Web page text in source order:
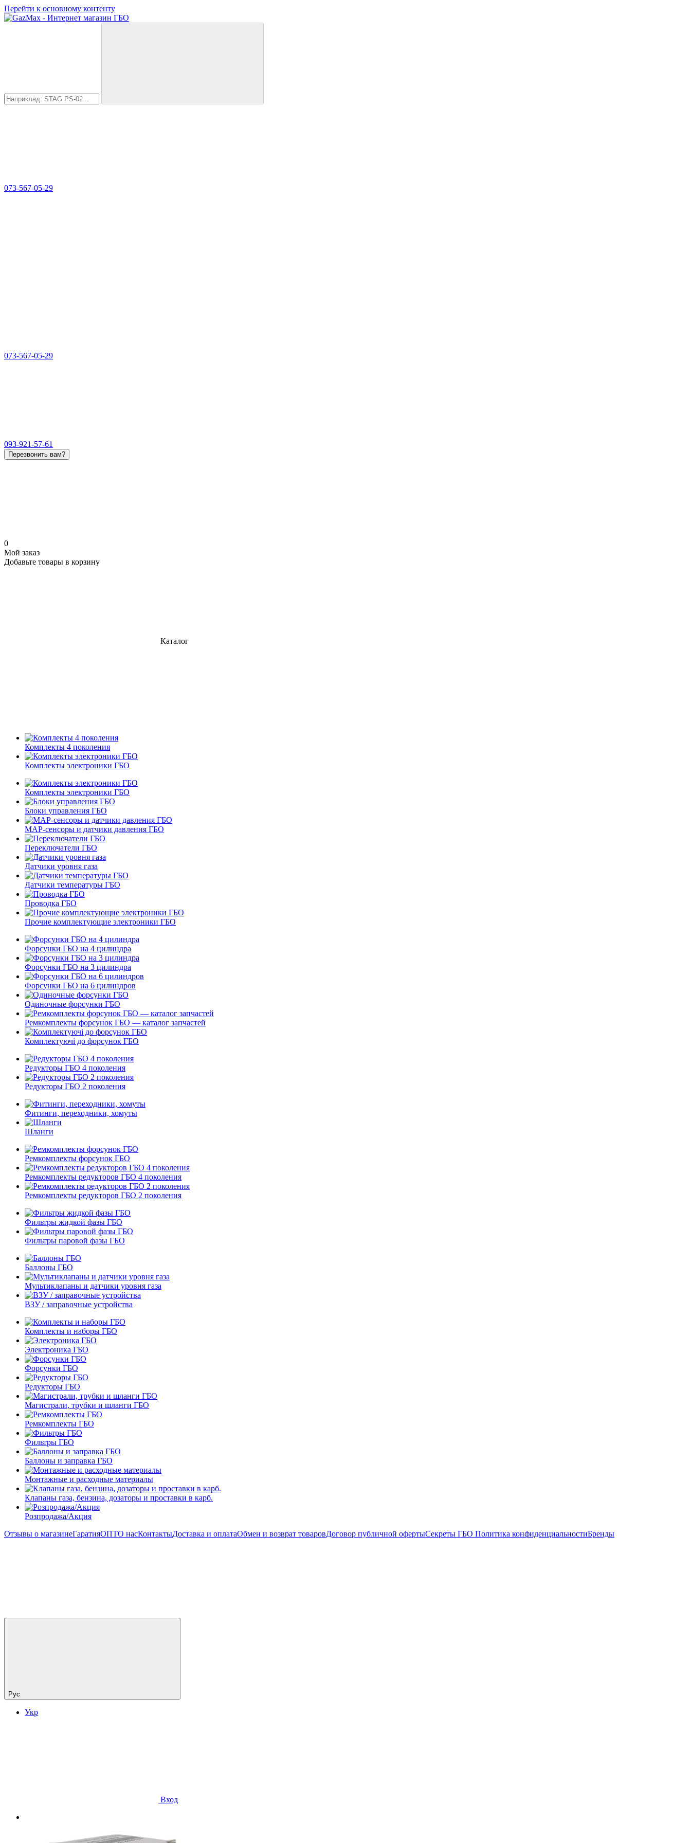
Перейти к основному контенту
073-567-05-29
073-567-05-29
093-921-57-61
Перезвонить вам?
0
Мой заказ
Добавьте товары в корзину
Каталог
Комплекты 4 поколения
Комплекты электроники ГБО
Комплекты электроники ГБО
Блоки управления ГБО
MAP-сенсоры и датчики давления ГБО
Переключатели ГБО
Датчики уровня газа
Датчики температуры ГБО
Проводка ГБО
Прочие комплектующие электроники ГБО
Форсунки ГБО на 4 цилиндра
Форсунки ГБО на 3 цилиндра
Форсунки ГБО на 6 цилиндров
Одиночные форсунки ГБО
Ремкомплекты форсунок ГБО — каталог запчастей
Комплектуючі до форсунок ГБО
Редукторы ГБО 4 поколения
Редукторы ГБО 2 поколения
Фитинги, переходники, хомуты
Шланги
Ремкомплекты форсунок ГБО
Ремкомплекты редукторов ГБО 4 поколения
Ремкомплекты редукторов ГБО 2 поколения
Фильтры жидкой фазы ГБО
Фильтры паровой фазы ГБО
Баллоны ГБО
Мультиклапаны и датчики уровня газа
ВЗУ / заправочные устройства
Комплекты и наборы ГБО
Электроника ГБО
Форсунки ГБО
Редукторы ГБО
Магистрали, трубки и шланги ГБО
Ремкомплекты ГБО
Фильтры ГБО
Баллоны и заправка ГБО
Монтажные и расходные материалы
Клапаны газа, бензина, дозаторы и проставки в карб.
Розпродажа/Акция
Отзывы о магазинеГаратияОПТО насКонтактыДоставка и оплатаОбмен и возврат товаровДоговор публичной офертыСекреты ГБО Политика конфиденциальностиБренды
Рус
Укр
Вход